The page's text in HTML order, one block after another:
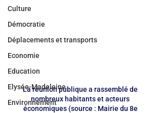
Culture
Démocratie
Déplacements et transports
Economie
Education
Elysée-Madeleine
Environnement
La réunion publique a rassemblé de
nombreux habitants et acteurs
économiques (source : Mairie du 8e